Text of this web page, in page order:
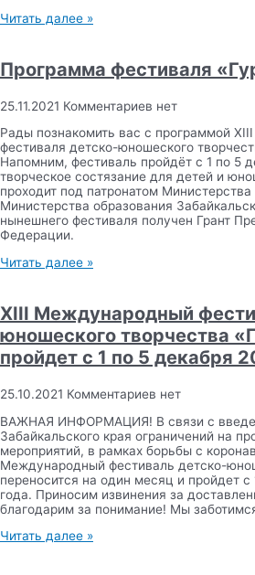
Читать далее »
Программа фестиваля
25.11.2021 Комментариев нет
Рады познакомить вас с программой
фестиваля детско-юношеского
Напомним, фестиваль пройдёт с 1 по 5
творческое состязание для детей и
проходит под патронатом Министерства
Министерства образования
нынешнего фестиваля получен Грант
Федерации.
Читать далее »
XIII Международный
юношеского творчества
пройдет с 1 по 5 декабря
25.10.2021 Комментариев нет
ВАЖНАЯ ИНФОРМАЦИЯ! В связи с
Забайкальского края ограничений на
мероприятий, в рамках борьбы с
Международный фестиваль детско-
переносится на один месяц и пройдет с
года. Приносим извинения за
благодарим за понимание! Мы
Читать далее »